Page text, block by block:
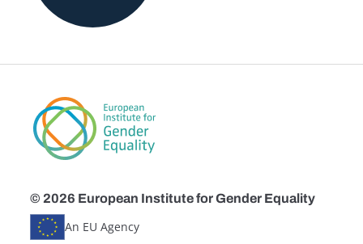
© 2026 European Institute for Gender Equality
An EU Agency